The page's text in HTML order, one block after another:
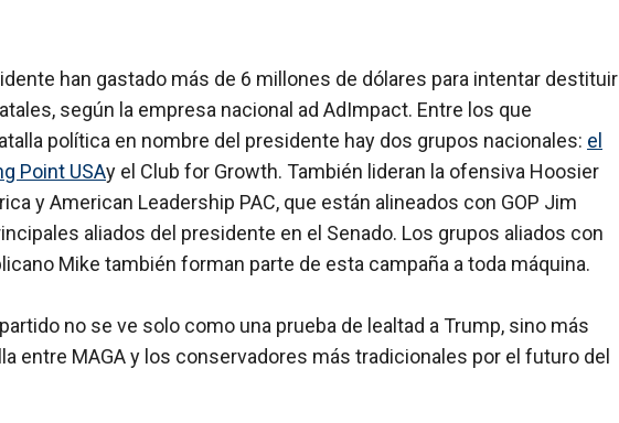
han gastado más de 6 millones de dólares para intentar destituir
según la empresa nacional ad AdImpact. Entre los que
política en nombre del presidente hay dos grupos nacionales: el
Point USAy el Club for Growth. También lideran la ofensiva Hoosier
y American Leadership PAC, que están alineados con GOP Jim
aliados del presidente en el Senado. Los grupos aliados con
Mike también forman parte de esta campaña a toda máquina.
no se ve solo como una prueba de lealtad a Trump, sino más
entre MAGA y los conservadores más tradicionales por el futuro del